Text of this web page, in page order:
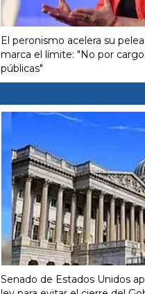
El peronismo acelera su
marca el límite: "No por
públicas"
Senado de Estados Unidos